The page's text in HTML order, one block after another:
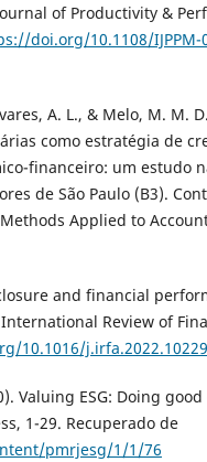
of Productivity &
doi.org/10.1108/IJPPM-
A. L., & Melo, M. M.
como estratégia de
financeiro: um estudo
de São Paulo (B3).
Applied to
and financial
Review of
10.1016/
Valuing ESG: Doing
1-29. Recuperado de
pmrjesg/1/1/76